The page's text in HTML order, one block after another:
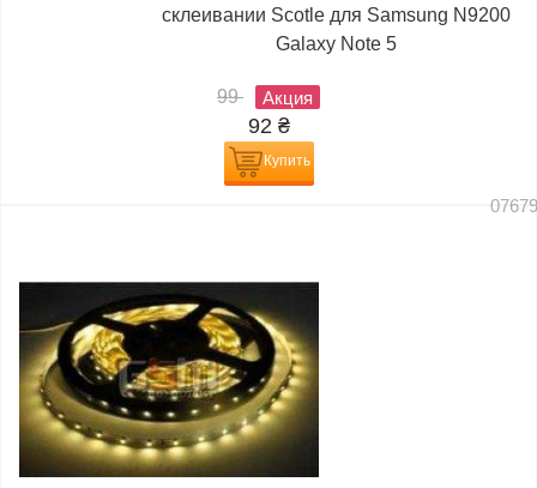
склеивании Scotle для Samsung N9200
Galaxy Note 5
99 Акция
92 ₴
Купить